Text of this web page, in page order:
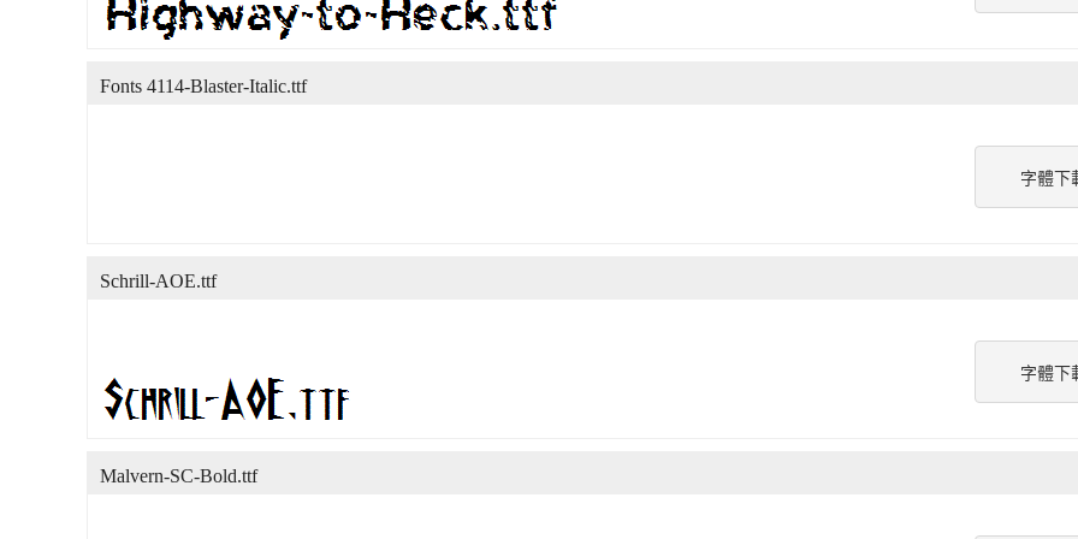
字體下
Fonts 4114-Blaster-Italic.ttf
字體下
Schrill-AOE.ttf
Malvern-SC-Bold.ttf